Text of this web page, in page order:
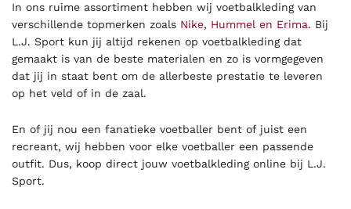
In ons ruime assortiment hebben wij voetbalkleding van
verschillende topmerken zoals Nike, Hummel en Erima. Bij
L.J. Sport kun jij altijd rekenen op voetbalkleding dat
gemaakt is van de beste materialen en zo is vormgegeven
dat jij in staat bent om de allerbeste prestatie te leveren
op het veld of in de zaal.
En of jij nou een fanatieke voetballer bent of juist een
recreant, wij hebben voor elke voetballer een passende
outfit. Dus, koop direct jouw voetbalkleding online bij L.J.
Sport.